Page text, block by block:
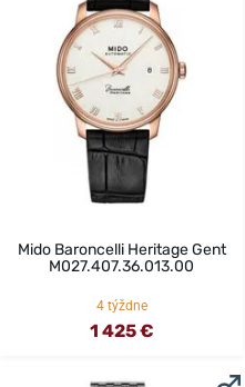
Mido Baroncelli Heritage Gent
M027.407.36.013.00
4 týždne
1 425 €